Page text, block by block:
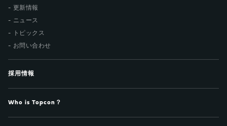
更新情報
ニュース
トピックス
お問い合わせ
採用情報
Who is Topcon？